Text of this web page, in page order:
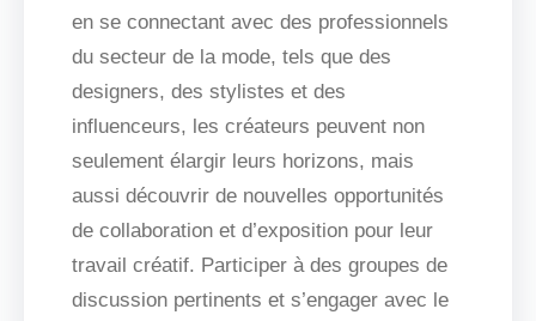
en se connectant avec des professionnels
du secteur de la mode, tels que des
designers, des stylistes et des
influenceurs, les créateurs peuvent non
seulement élargir leurs horizons, mais
aussi découvrir de nouvelles opportunités
de collaboration et d’exposition pour leur
travail créatif. Participer à des groupes de
discussion pertinents et s’engager avec le